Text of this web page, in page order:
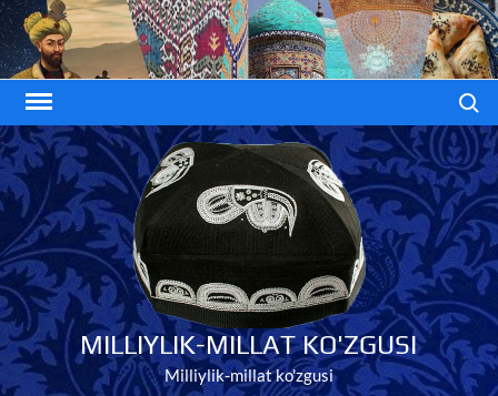
Skip
to
content
MILLIYLIK-MILLAT KO'ZGUSI
Milliylik-millat ko'zgusi